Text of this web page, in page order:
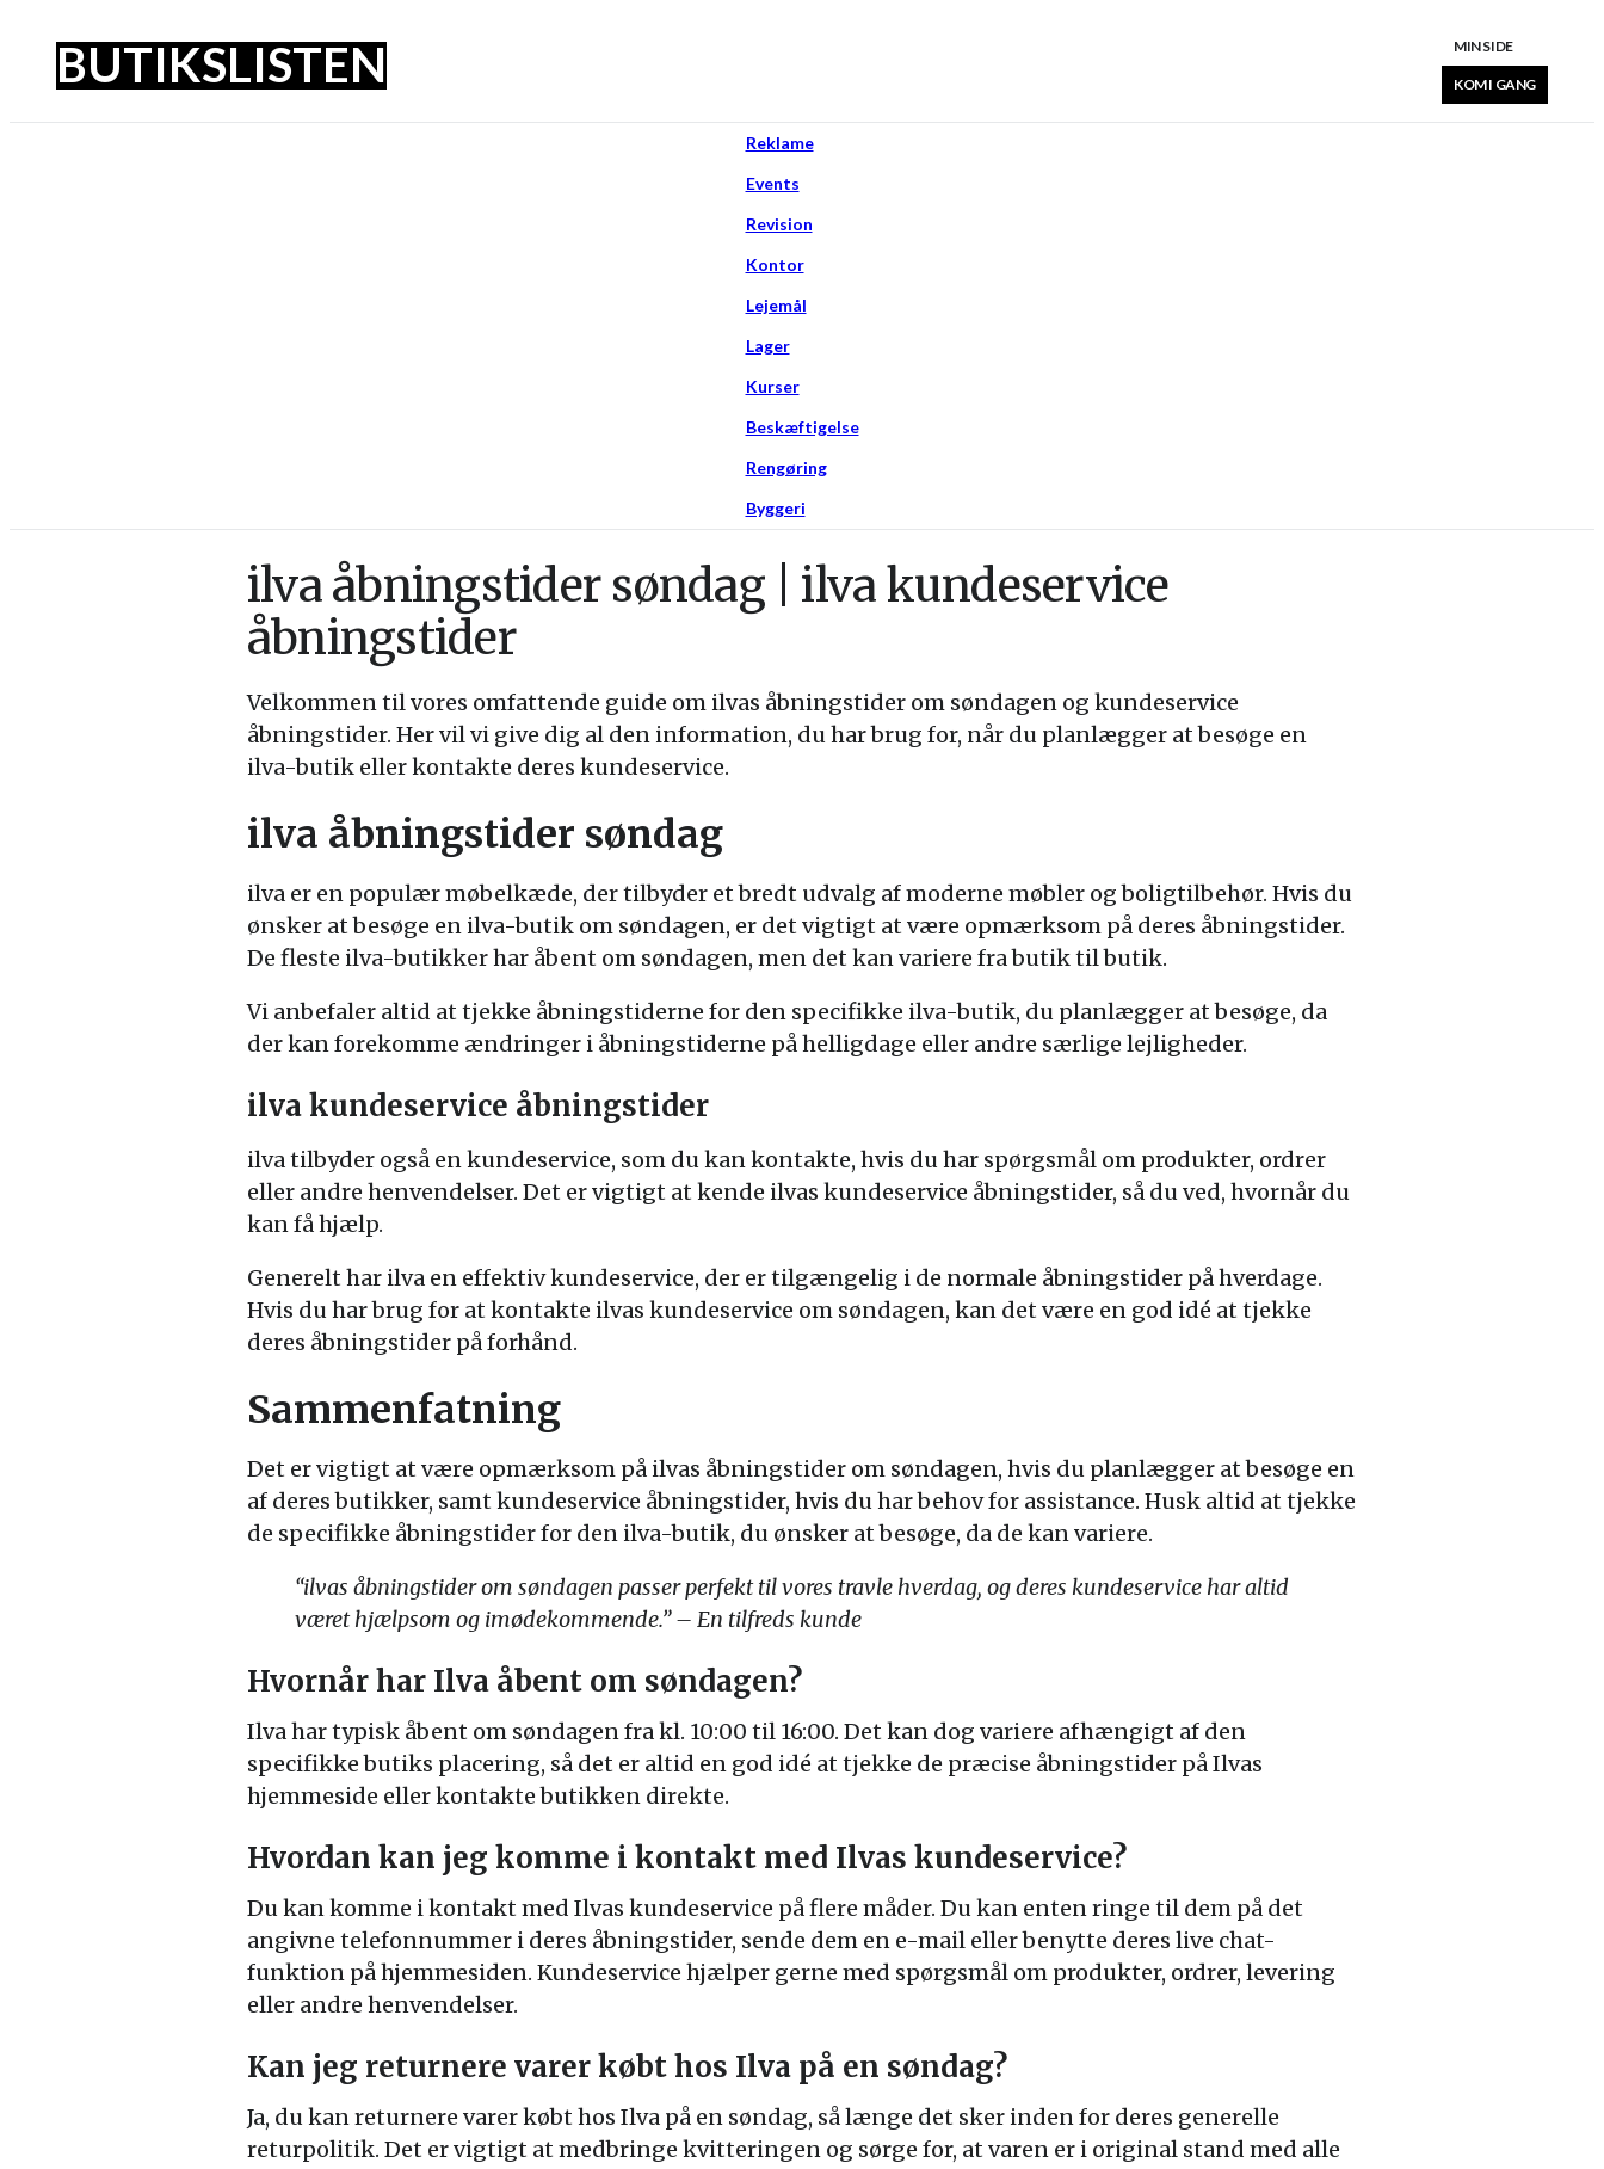
BUTIKSLISTEN MIN SIDE
KOM I GANG
Reklame
Events
Revision
Kontor
Lejemål
Lager
Kurser
Beskæftigelse
Rengøring
Byggeri
ilva åbningstider søndag | ilva kundeservice
åbningstider
Velkommen til vores omfattende guide om ilvas åbningstider om søndagen og kundeservice
åbningstider. Her vil vi give dig al den information, du har brug for, når du planlægger at besøge en
ilva-butik eller kontakte deres kundeservice.
ilva åbningstider søndag
ilva er en populær møbelkæde, der tilbyder et bredt udvalg af moderne møbler og boligtilbehør. Hvis du
ønsker at besøge en ilva-butik om søndagen, er det vigtigt at være opmærksom på deres åbningstider.
De fleste ilva-butikker har åbent om søndagen, men det kan variere fra butik til butik.
Vi anbefaler altid at tjekke åbningstiderne for den specifikke ilva-butik, du planlægger at besøge, da
der kan forekomme ændringer i åbningstiderne på helligdage eller andre særlige lejligheder.
ilva kundeservice åbningstider
ilva tilbyder også en kundeservice, som du kan kontakte, hvis du har spørgsmål om produkter, ordrer
eller andre henvendelser. Det er vigtigt at kende ilvas kundeservice åbningstider, så du ved, hvornår du
kan få hjælp.
Generelt har ilva en effektiv kundeservice, der er tilgængelig i de normale åbningstider på hverdage.
Hvis du har brug for at kontakte ilvas kundeservice om søndagen, kan det være en god idé at tjekke
deres åbningstider på forhånd.
Sammenfatning
Det er vigtigt at være opmærksom på ilvas åbningstider om søndagen, hvis du planlægger at besøge en
af deres butikker, samt kundeservice åbningstider, hvis du har behov for assistance. Husk altid at tjekke
de specifikke åbningstider for den ilva-butik, du ønsker at besøge, da de kan variere.
“ilvas åbningstider om søndagen passer perfekt til vores travle hverdag, og deres kundeservice har altid
været hjælpsom og imødekommende.” – En tilfreds kunde
Hvornår har Ilva åbent om søndagen?
Ilva har typisk åbent om søndagen fra kl. 10:00 til 16:00. Det kan dog variere afhængigt af den
specifikke butiks placering, så det er altid en god idé at tjekke de præcise åbningstider på Ilvas
hjemmeside eller kontakte butikken direkte.
Hvordan kan jeg komme i kontakt med Ilvas kundeservice?
Du kan komme i kontakt med Ilvas kundeservice på flere måder. Du kan enten ringe til dem på det
angivne telefonnummer i deres åbningstider, sende dem en e-mail eller benytte deres live chat-
funktion på hjemmesiden. Kundeservice hjælper gerne med spørgsmål om produkter, ordrer, levering
eller andre henvendelser.
Kan jeg returnere varer købt hos Ilva på en søndag?
Ja, du kan returnere varer købt hos Ilva på en søndag, så længe det sker inden for deres generelle
returpolitik. Det er vigtigt at medbringe kvitteringen og sørge for, at varen er i original stand med alle